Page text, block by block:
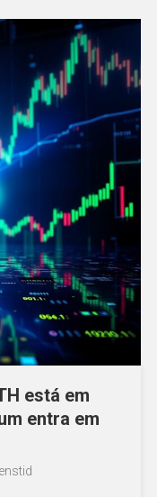
está em
entra em